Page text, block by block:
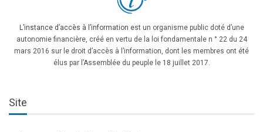
L’instance d’accès à l’information est un organisme public doté d’une
autonomie financière, créé en vertu de la loi fondamentale n ° 22 du 24
mars 2016 sur le droit d’accès à l’information, dont les membres ont été
élus par l’Assemblée du peuple le 18 juillet 2017.
Site